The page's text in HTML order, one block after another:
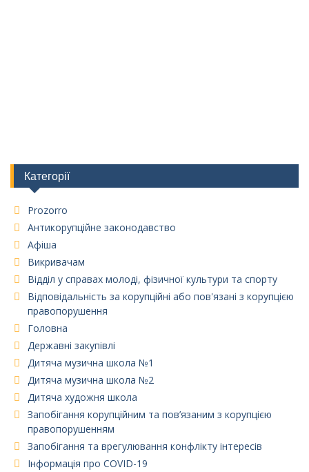
Категорії
Prozorro
Антикорупційне законодавство
Афіша
Викривачам
Відділ у справах молоді, фізичної культури та спорту
Відповідальність за корупційні або пов'язані з корупцією
правопорушення
Головна
Державні закупівлі
Дитяча музична школа №1
Дитяча музична школа №2
Дитяча художня школа
Запобігання корупційним та пов’язаним з корупцією
правопорушенням
Запобігання та врегулювання конфлікту інтересів
Інформація про COVID-19